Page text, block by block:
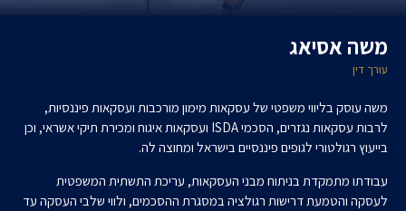
משה אסיאג
עורך דין
משה עוסק בליווי משפטי של עסקאות מימון מורכבות ועסקאות פיננסיות,
לרבות עסקאות נגזרים, הסכמי ISDA ועסקאות איגוח ומכירת תיקי אשראי, וכן
בייעוץ רגולטורי לגופים פיננסיים בישראל ומחוצה לה.
עבודתו מתמקדת בניתוח מבני העסקאות, עריכת התשתית המשפטית
לעסקה והטמעת דרישות רגולציה במסגרת ההסכמים, ולווי שלבי העסקה עד